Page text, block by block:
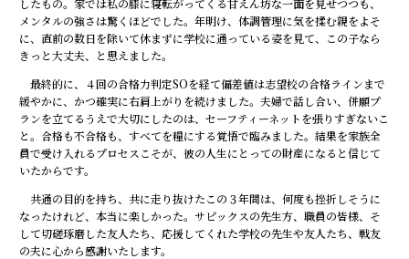
メンタルの強さは驚くほどでした。年明け、体調管理に気を揉む親をよそ
に、直前の数日を除いて休まずに学校に通っている姿を見て、この子なら
きっと大丈夫、と思えました。
最終的に、４回の合格力判定SOを経て偏差値は志望校の合格ラインまで
緩やかに、かつ確実に右肩上がりを続けました。夫婦で話し合い、併願プ
ランを立てるうえで大切にしたのは、セーフティーネットを張りすぎないこ
と。合格も不合格も、すべてを糧にする覚悟で臨みました。結果を家族全
員で受け入れるプロセスこそが、彼の人生にとっての財産になると信じて
いたからです。
共通の目的を持ち、共に走り抜けたこの３年間は、何度も挫折しそうに
なったけれど、本当に楽しかった。サピックスの先生方、職員の皆様、そ
して切磋琢磨した友人たち、応援してくれた学校の先生や友人たち、戦友
の夫に心から感謝いたします。